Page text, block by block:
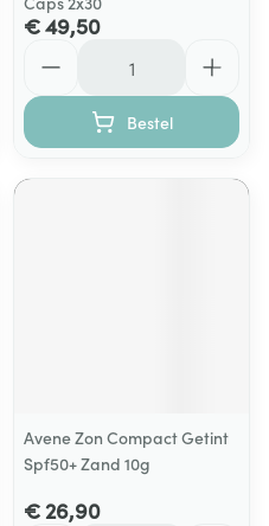
€ 49,50
Bestel
Avene Zon Compact Getint
Spf50+ Zand 10g
€ 26,90